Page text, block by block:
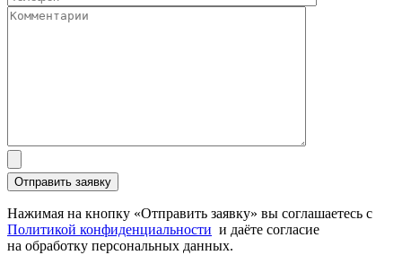
Нажимая на кнопку «Отправить заявку» вы соглашаетесь с
Политикой конфиденциальности и даёте согласие
на обработку персональных данных.